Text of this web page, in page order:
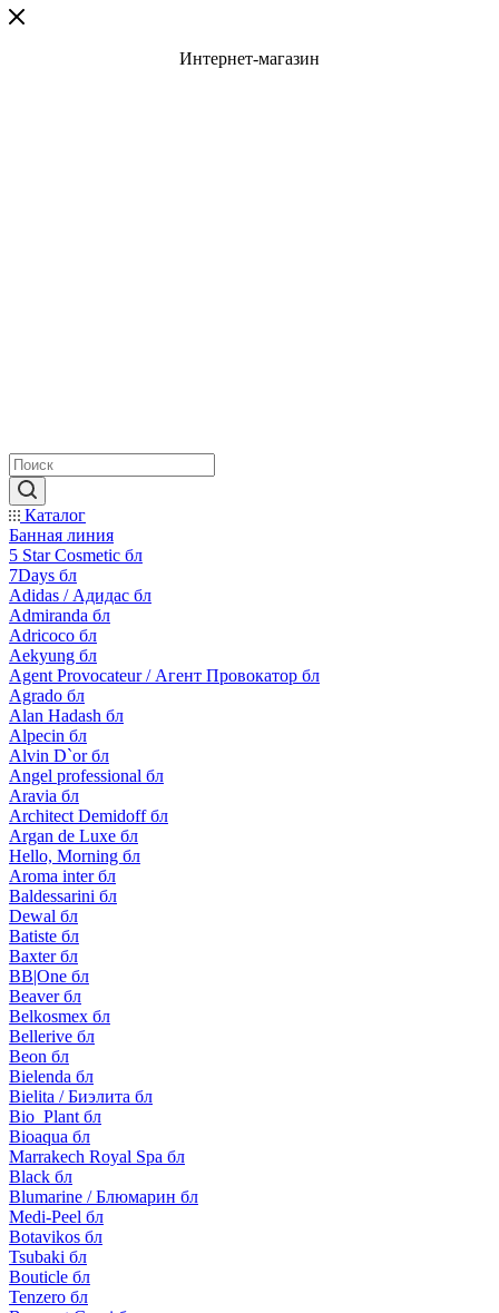
Интернет-магазин
Каталог
Банная линия
5 Star Cosmetic бл
7Days бл
Adidas / Адидас бл
Admiranda бл
Adricoco бл
Aekyung бл
Agent Provocateur / Агент Провокатор бл
Agrado бл
Alan Hadash бл
Alpecin бл
Alvin D`or бл
Angel professional бл
Aravia бл
Architect Demidoff бл
Argan de Luxe бл
Hello, Morning бл
Aroma inter бл
Baldessarini бл
Dewal бл
Batiste бл
Baxter бл
BB|One бл
Beaver бл
Belkosmex бл
Bellerive бл
Beon бл
Bielenda бл
Bielita / Биэлита бл
Bio_Plant бл
Bioaqua бл
Marrakech Royal Spa бл
Black бл
Blumarine / Блюмарин бл
Medi-Peel бл
Botavikos бл
Tsubaki бл
Bouticle бл
Tenzero бл